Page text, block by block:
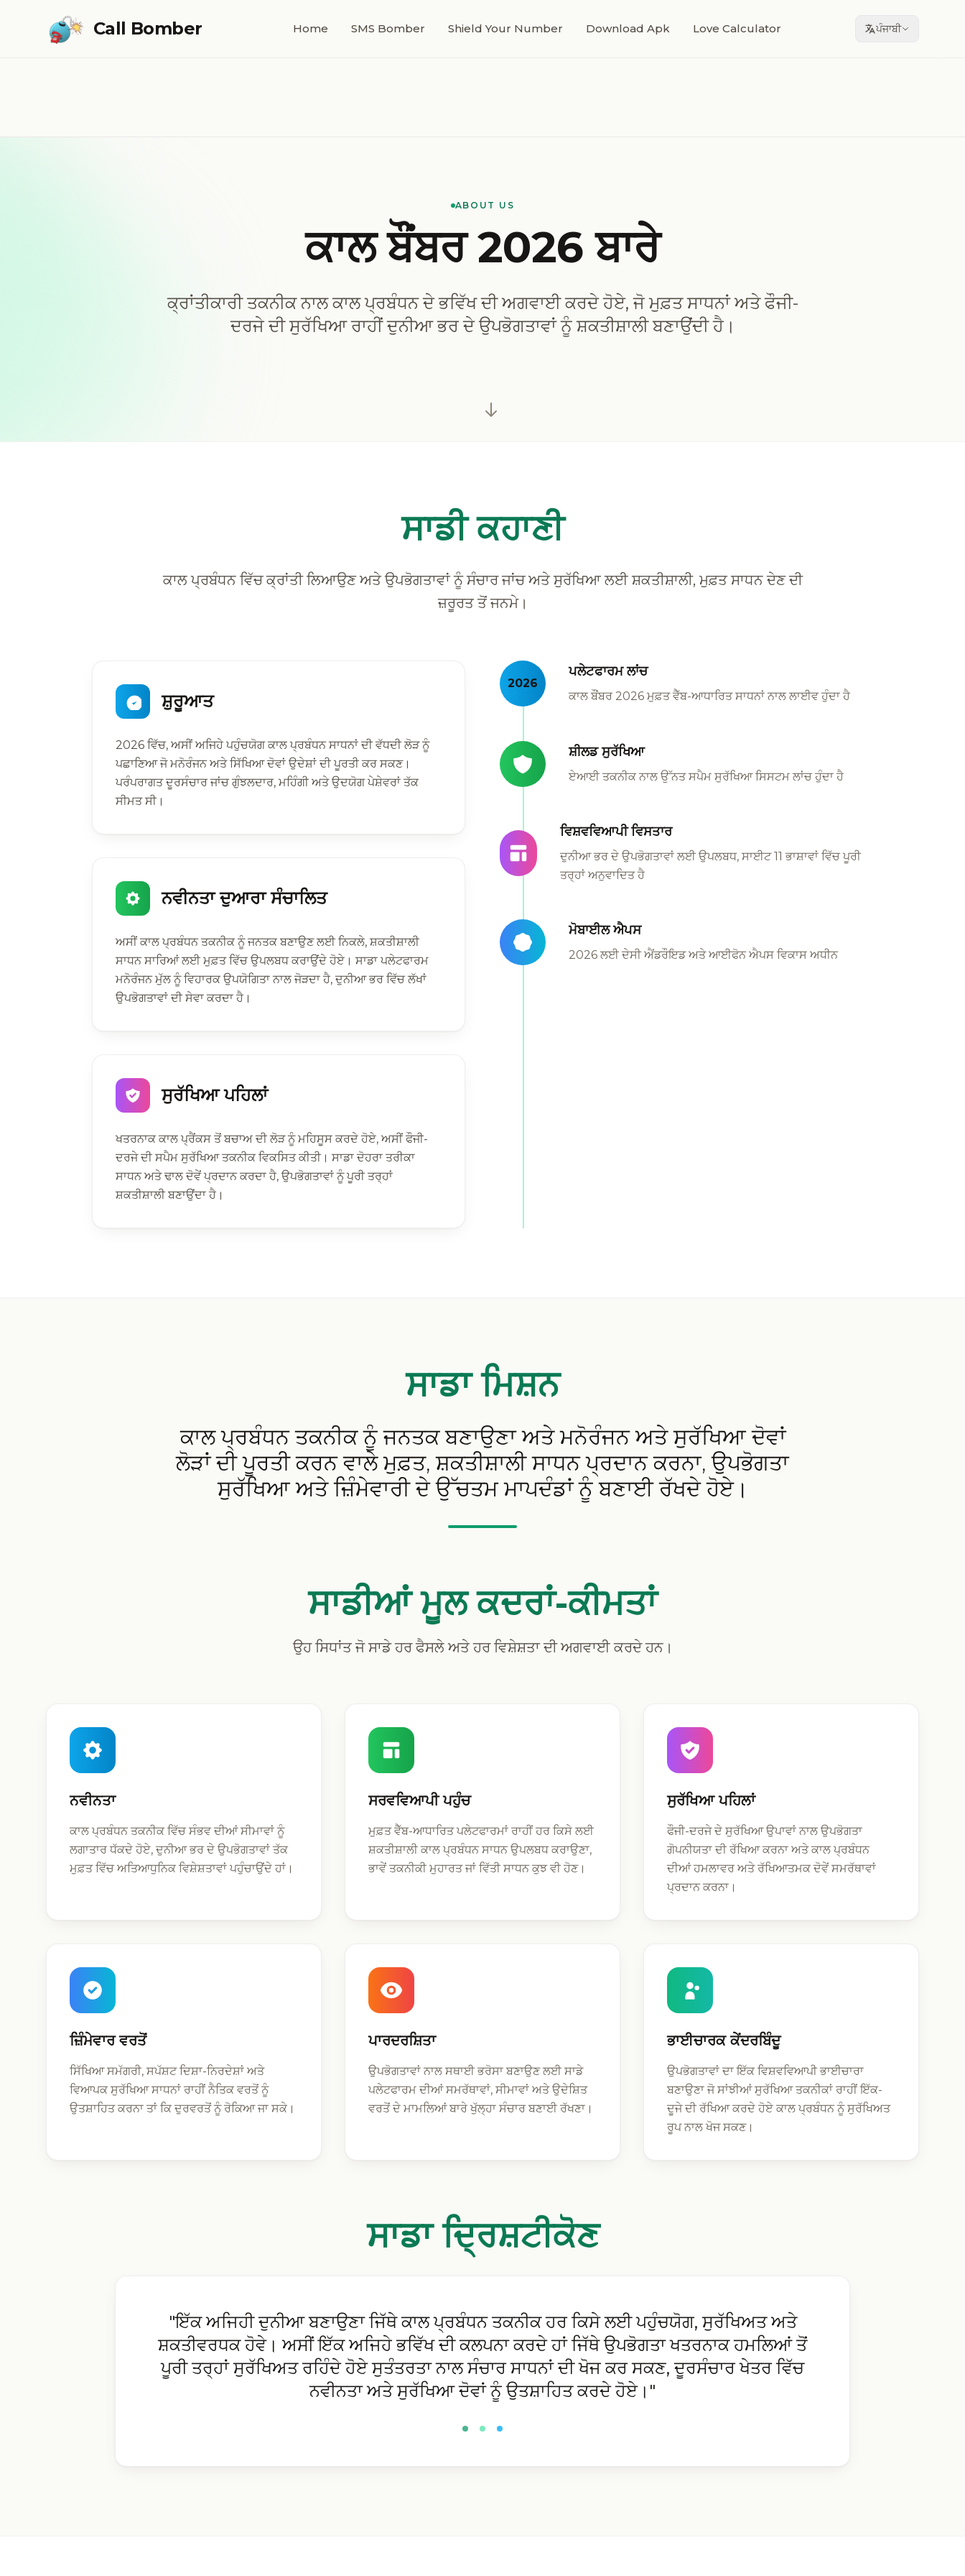
Call Bomber Home SMS Bomber Shield Your Number Download Apk Love Calculator ਪੰਜਾਬੀ
ABOUT US
ਕਾਲ ਬੌਂਬਰ 2026 ਬਾਰੇ
ਕ੍ਰਾਂਤੀਕਾਰੀ ਤਕਨੀਕ ਨਾਲ ਕਾਲ ਪ੍ਰਬੰਧਨ ਦੇ ਭਵਿੱਖ ਦੀ ਅਗਵਾਈ ਕਰਦੇ ਹੋਏ, ਜੋ ਮੁਫ਼ਤ ਸਾਧਨਾਂ ਅਤੇ ਫੌਜੀ-
ਦਰਜੇ ਦੀ ਸੁਰੱਖਿਆ ਰਾਹੀਂ ਦੁਨੀਆ ਭਰ ਦੇ ਉਪਭੋਗਤਾਵਾਂ ਨੂੰ ਸ਼ਕਤੀਸ਼ਾਲੀ ਬਣਾਉਂਦੀ ਹੈ।
ਸਾਡੀ ਕਹਾਣੀ
ਕਾਲ ਪ੍ਰਬੰਧਨ ਵਿੱਚ ਕ੍ਰਾਂਤੀ ਲਿਆਉਣ ਅਤੇ ਉਪਭੋਗਤਾਵਾਂ ਨੂੰ ਸੰਚਾਰ ਜਾਂਚ ਅਤੇ ਸੁਰੱਖਿਆ ਲਈ ਸ਼ਕਤੀਸ਼ਾਲੀ, ਮੁਫ਼ਤ ਸਾਧਨ ਦੇਣ ਦੀ
ਜ਼ਰੂਰਤ ਤੋਂ ਜਨਮੇ।
ਸ਼ੁਰੂਆਤ
2026 ਵਿੱਚ, ਅਸੀਂ ਅਜਿਹੇ ਪਹੁੰਚਯੋਗ ਕਾਲ ਪ੍ਰਬੰਧਨ ਸਾਧਨਾਂ ਦੀ ਵੱਧਦੀ ਲੋੜ ਨੂੰ
ਪਛਾਣਿਆ ਜੋ ਮਨੋਰੰਜਨ ਅਤੇ ਸਿੱਖਿਆ ਦੋਵਾਂ ਉਦੇਸ਼ਾਂ ਦੀ ਪੂਰਤੀ ਕਰ ਸਕਣ।
ਪਰੰਪਰਾਗਤ ਦੂਰਸੰਚਾਰ ਜਾਂਚ ਗੁੰਝਲਦਾਰ, ਮਹਿੰਗੀ ਅਤੇ ਉਦਯੋਗ ਪੇਸ਼ੇਵਰਾਂ ਤੱਕ
ਸੀਮਤ ਸੀ।
ਨਵੀਨਤਾ ਦੁਆਰਾ ਸੰਚਾਲਿਤ
ਅਸੀਂ ਕਾਲ ਪ੍ਰਬੰਧਨ ਤਕਨੀਕ ਨੂੰ ਜਨਤਕ ਬਣਾਉਣ ਲਈ ਨਿਕਲੇ, ਸ਼ਕਤੀਸ਼ਾਲੀ
ਸਾਧਨ ਸਾਰਿਆਂ ਲਈ ਮੁਫ਼ਤ ਵਿੱਚ ਉਪਲਬਧ ਕਰਾਉਂਦੇ ਹੋਏ। ਸਾਡਾ ਪਲੇਟਫਾਰਮ
ਮਨੋਰੰਜਨ ਮੁੱਲ ਨੂੰ ਵਿਹਾਰਕ ਉਪਯੋਗਿਤਾ ਨਾਲ ਜੋੜਦਾ ਹੈ, ਦੁਨੀਆ ਭਰ ਵਿੱਚ ਲੱਖਾਂ
ਉਪਭੋਗਤਾਵਾਂ ਦੀ ਸੇਵਾ ਕਰਦਾ ਹੈ।
ਸੁਰੱਖਿਆ ਪਹਿਲਾਂ
ਖਤਰਨਾਕ ਕਾਲ ਪ੍ਰੈਂਕਸ ਤੋਂ ਬਚਾਅ ਦੀ ਲੋੜ ਨੂੰ ਮਹਿਸੂਸ ਕਰਦੇ ਹੋਏ, ਅਸੀਂ ਫੌਜੀ-
ਦਰਜੇ ਦੀ ਸਪੈਮ ਸੁਰੱਖਿਆ ਤਕਨੀਕ ਵਿਕਸਿਤ ਕੀਤੀ। ਸਾਡਾ ਦੋਹਰਾ ਤਰੀਕਾ
ਸਾਧਨ ਅਤੇ ਢਾਲ ਦੋਵੇਂ ਪ੍ਰਦਾਨ ਕਰਦਾ ਹੈ, ਉਪਭੋਗਤਾਵਾਂ ਨੂੰ ਪੂਰੀ ਤਰ੍ਹਾਂ
ਸ਼ਕਤੀਸ਼ਾਲੀ ਬਣਾਉਂਦਾ ਹੈ।
2026
ਪਲੇਟਫਾਰਮ ਲਾਂਚ
ਕਾਲ ਬੌਂਬਰ 2026 ਮੁਫ਼ਤ ਵੈੱਬ-ਆਧਾਰਿਤ ਸਾਧਨਾਂ ਨਾਲ ਲਾਈਵ ਹੁੰਦਾ ਹੈ
ਸ਼ੀਲਡ ਸੁਰੱਖਿਆ
ਏਆਈ ਤਕਨੀਕ ਨਾਲ ਉੱਨਤ ਸਪੈਮ ਸੁਰੱਖਿਆ ਸਿਸਟਮ ਲਾਂਚ ਹੁੰਦਾ ਹੈ
ਵਿਸ਼ਵਵਿਆਪੀ ਵਿਸਤਾਰ
ਦੁਨੀਆ ਭਰ ਦੇ ਉਪਭੋਗਤਾਵਾਂ ਲਈ ਉਪਲਬਧ, ਸਾਈਟ 11 ਭਾਸ਼ਾਵਾਂ ਵਿੱਚ ਪੂਰੀ
ਤਰ੍ਹਾਂ ਅਨੁਵਾਦਿਤ ਹੈ
ਮੋਬਾਈਲ ਐਪਸ
2026 ਲਈ ਦੇਸੀ ਐਂਡਰੌਇਡ ਅਤੇ ਆਈਫੋਨ ਐਪਸ ਵਿਕਾਸ ਅਧੀਨ
ਸਾਡਾ ਮਿਸ਼ਨ
ਕਾਲ ਪ੍ਰਬੰਧਨ ਤਕਨੀਕ ਨੂੰ ਜਨਤਕ ਬਣਾਉਣਾ ਅਤੇ ਮਨੋਰੰਜਨ ਅਤੇ ਸੁਰੱਖਿਆ ਦੋਵਾਂ
ਲੋੜਾਂ ਦੀ ਪੂਰਤੀ ਕਰਨ ਵਾਲੇ ਮੁਫ਼ਤ, ਸ਼ਕਤੀਸ਼ਾਲੀ ਸਾਧਨ ਪ੍ਰਦਾਨ ਕਰਨਾ, ਉਪਭੋਗਤਾ
ਸੁਰੱਖਿਆ ਅਤੇ ਜ਼ਿੰਮੇਵਾਰੀ ਦੇ ਉੱਚਤਮ ਮਾਪਦੰਡਾਂ ਨੂੰ ਬਣਾਈ ਰੱਖਦੇ ਹੋਏ।
ਸਾਡੀਆਂ ਮੂਲ ਕਦਰਾਂ-ਕੀਮਤਾਂ
ਉਹ ਸਿਧਾਂਤ ਜੋ ਸਾਡੇ ਹਰ ਫੈਸਲੇ ਅਤੇ ਹਰ ਵਿਸ਼ੇਸ਼ਤਾ ਦੀ ਅਗਵਾਈ ਕਰਦੇ ਹਨ।
ਨਵੀਨਤਾ
ਕਾਲ ਪ੍ਰਬੰਧਨ ਤਕਨੀਕ ਵਿੱਚ ਸੰਭਵ ਦੀਆਂ ਸੀਮਾਵਾਂ ਨੂੰ
ਲਗਾਤਾਰ ਧੱਕਦੇ ਹੋਏ, ਦੁਨੀਆ ਭਰ ਦੇ ਉਪਭੋਗਤਾਵਾਂ ਤੱਕ
ਮੁਫ਼ਤ ਵਿੱਚ ਅਤਿਆਧੁਨਿਕ ਵਿਸ਼ੇਸ਼ਤਾਵਾਂ ਪਹੁੰਚਾਉਂਦੇ ਹਾਂ।
ਸਰਵਵਿਆਪੀ ਪਹੁੰਚ
ਮੁਫ਼ਤ ਵੈੱਬ-ਆਧਾਰਿਤ ਪਲੇਟਫਾਰਮਾਂ ਰਾਹੀਂ ਹਰ ਕਿਸੇ ਲਈ
ਸ਼ਕਤੀਸ਼ਾਲੀ ਕਾਲ ਪ੍ਰਬੰਧਨ ਸਾਧਨ ਉਪਲਬਧ ਕਰਾਉਣਾ,
ਭਾਵੇਂ ਤਕਨੀਕੀ ਮੁਹਾਰਤ ਜਾਂ ਵਿੱਤੀ ਸਾਧਨ ਕੁਝ ਵੀ ਹੋਣ।
ਸੁਰੱਖਿਆ ਪਹਿਲਾਂ
ਫੌਜੀ-ਦਰਜੇ ਦੇ ਸੁਰੱਖਿਆ ਉਪਾਵਾਂ ਨਾਲ ਉਪਭੋਗਤਾ
ਗੋਪਨੀਯਤਾ ਦੀ ਰੱਖਿਆ ਕਰਨਾ ਅਤੇ ਕਾਲ ਪ੍ਰਬੰਧਨ
ਦੀਆਂ ਹਮਲਾਵਰ ਅਤੇ ਰੱਖਿਆਤਮਕ ਦੋਵੇਂ ਸਮਰੱਥਾਵਾਂ
ਪ੍ਰਦਾਨ ਕਰਨਾ।
ਜ਼ਿੰਮੇਵਾਰ ਵਰਤੋਂ
ਸਿੱਖਿਆ ਸਮੱਗਰੀ, ਸਪੱਸ਼ਟ ਦਿਸ਼ਾ-ਨਿਰਦੇਸ਼ਾਂ ਅਤੇ
ਵਿਆਪਕ ਸੁਰੱਖਿਆ ਸਾਧਨਾਂ ਰਾਹੀਂ ਨੈਤਿਕ ਵਰਤੋਂ ਨੂੰ
ਉਤਸ਼ਾਹਿਤ ਕਰਨਾ ਤਾਂ ਕਿ ਦੁਰਵਰਤੋਂ ਨੂੰ ਰੋਕਿਆ ਜਾ ਸਕੇ।
ਪਾਰਦਰਸ਼ਿਤਾ
ਉਪਭੋਗਤਾਵਾਂ ਨਾਲ ਸਥਾਈ ਭਰੋਸਾ ਬਣਾਉਣ ਲਈ ਸਾਡੇ
ਪਲੇਟਫਾਰਮ ਦੀਆਂ ਸਮਰੱਥਾਵਾਂ, ਸੀਮਾਵਾਂ ਅਤੇ ਉਦੇਸ਼ਿਤ
ਵਰਤੋਂ ਦੇ ਮਾਮਲਿਆਂ ਬਾਰੇ ਖੁੱਲ੍ਹਾ ਸੰਚਾਰ ਬਣਾਈ ਰੱਖਣਾ।
ਭਾਈਚਾਰਕ ਕੇਂਦਰਬਿੰਦੂ
ਉਪਭੋਗਤਾਵਾਂ ਦਾ ਇੱਕ ਵਿਸ਼ਵਵਿਆਪੀ ਭਾਈਚਾਰਾ
ਬਣਾਉਣਾ ਜੋ ਸਾਂਝੀਆਂ ਸੁਰੱਖਿਆ ਤਕਨੀਕਾਂ ਰਾਹੀਂ ਇੱਕ-
ਦੂਜੇ ਦੀ ਰੱਖਿਆ ਕਰਦੇ ਹੋਏ ਕਾਲ ਪ੍ਰਬੰਧਨ ਨੂੰ ਸੁਰੱਖਿਅਤ
ਰੂਪ ਨਾਲ ਖੋਜ ਸਕਣ।
ਸਾਡਾ ਦ੍ਰਿਸ਼ਟੀਕੋਣ
"ਇੱਕ ਅਜਿਹੀ ਦੁਨੀਆ ਬਣਾਉਣਾ ਜਿੱਥੇ ਕਾਲ ਪ੍ਰਬੰਧਨ ਤਕਨੀਕ ਹਰ ਕਿਸੇ ਲਈ ਪਹੁੰਚਯੋਗ, ਸੁਰੱਖਿਅਤ ਅਤੇ
ਸ਼ਕਤੀਵਰਧਕ ਹੋਵੇ। ਅਸੀਂ ਇੱਕ ਅਜਿਹੇ ਭਵਿੱਖ ਦੀ ਕਲਪਨਾ ਕਰਦੇ ਹਾਂ ਜਿੱਥੇ ਉਪਭੋਗਤਾ ਖਤਰਨਾਕ ਹਮਲਿਆਂ ਤੋਂ
ਪੂਰੀ ਤਰ੍ਹਾਂ ਸੁਰੱਖਿਅਤ ਰਹਿੰਦੇ ਹੋਏ ਸੁਤੰਤਰਤਾ ਨਾਲ ਸੰਚਾਰ ਸਾਧਨਾਂ ਦੀ ਖੋਜ ਕਰ ਸਕਣ, ਦੂਰਸੰਚਾਰ ਖੇਤਰ ਵਿੱਚ
ਨਵੀਨਤਾ ਅਤੇ ਸੁਰੱਖਿਆ ਦੋਵਾਂ ਨੂੰ ਉਤਸ਼ਾਹਿਤ ਕਰਦੇ ਹੋਏ।"